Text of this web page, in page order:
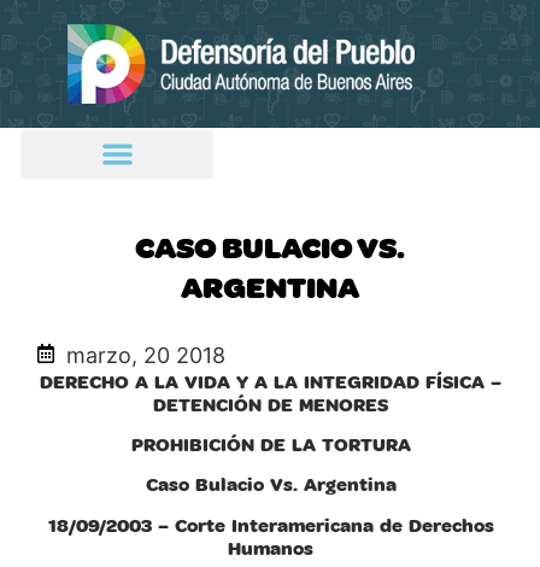
CASO BULACIO VS.
ARGENTINA
marzo, 20 2018
DERECHO A LA VIDA Y A LA INTEGRIDAD FÍSICA –
DETENCIÓN DE MENORES
PROHIBICIÓN DE LA TORTURA
Caso Bulacio Vs. Argentina
18/09/2003 – Corte Interamericana de Derechos
Humanos